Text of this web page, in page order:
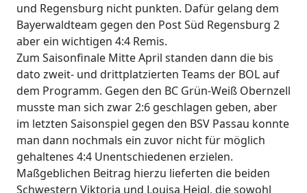
und Regensburg nicht punkten. Dafür gelang dem
Bayerwaldteam gegen den Post Süd Regensburg 2
aber ein wichtigen 4:4 Remis.
Zum Saisonfinale Mitte April standen dann die bis
dato zweit- und drittplatzierten Teams der BOL auf
dem Programm. Gegen den BC Grün-Weiß Obernzell
musste man sich zwar 2:6 geschlagen geben, aber
im letzten Saisonspiel gegen den BSV Passau konnte
man dann nochmals ein zuvor nicht für möglich
gehaltenes 4:4 Unentschiedenen erzielen.
Maßgeblichen Beitrag hierzu lieferten die beiden
Schwestern Viktoria und Louisa Heigl, die sowohl